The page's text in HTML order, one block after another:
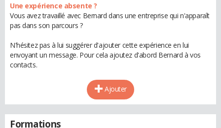
Une expérience absente ?
Vous avez travaillé avec Bernard dans une entreprise qui n'apparaît
pas dans son parcours ?
N'hésitez pas à lui suggérer d'ajouter cette expérience en lui
envoyant un message. Pour cela ajoutez d'abord Bernard à vos
contacts.
Ajouter
Formations